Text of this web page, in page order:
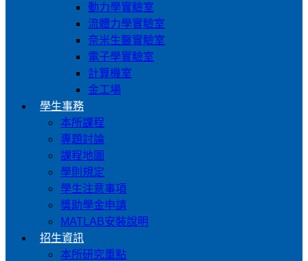
動力學實驗室
流體力學實驗室
奈米生醫實驗室
電子學實驗室
計算機室
金工場
學生事務
本所課程
專題討論
課程地圖
學則規定
學生注意事項
獎助學金申請
MATLAB安裝說明
招生資訊
本所研究重點